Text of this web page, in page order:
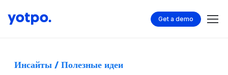
Get a demo
Инсайты / Полезные идеи